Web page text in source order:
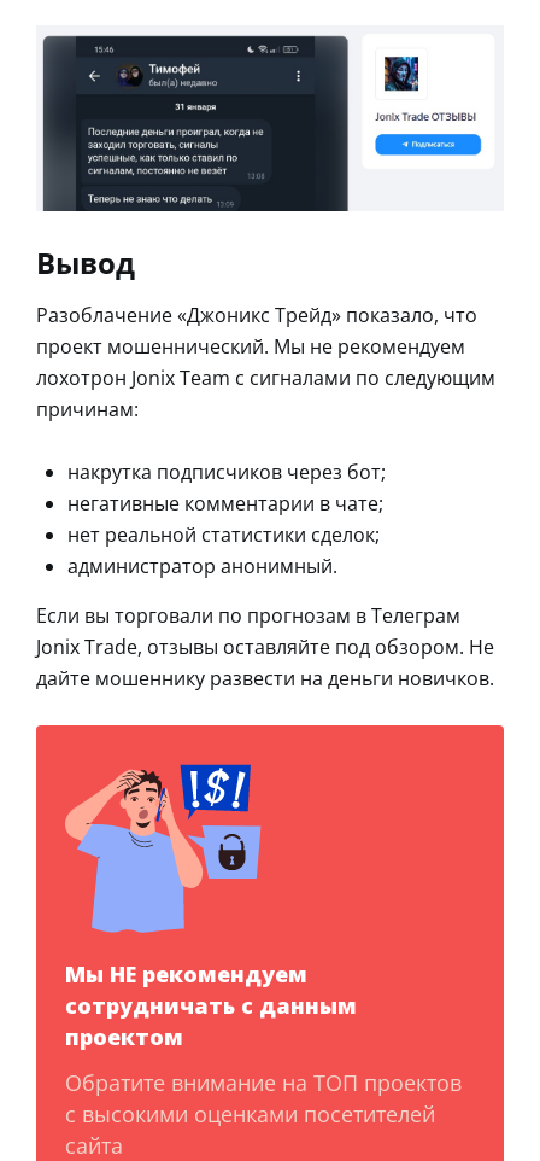
Вывод
Разоблачение «Джоникс Трейд» показало, что
проект мошеннический. Мы не рекомендуем
лохотрон Jonix Team с сигналами по следующим
причинам:
накрутка подписчиков через бот;
негативные комментарии в чате;
нет реальной статистики сделок;
администратор анонимный.
Если вы торговали по прогнозам в Телеграм
Jonix Trade, отзывы оставляйте под обзором. Не
дайте мошеннику развести на деньги новичков.
Мы НЕ рекомендуем
сотрудничать с данным
проектом
Обратите внимание на ТОП проектов
с высокими оценками посетителей
сайта